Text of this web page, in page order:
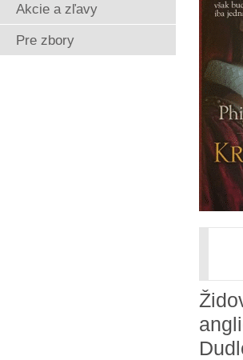
Akcie a zľavy
Pre zbory